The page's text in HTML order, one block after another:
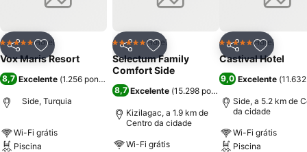
PartilharAdicionar aos favoritos
5 EstrelasHotel
Vox Maris Resort
8,7 Excelente (1.256 pontuações
Side, Turquia
Wi-Fi grátis
Piscina
PartilharAdicionar aos favoritos
5 EstrelasHotel
Selectum Family
Comfort Side
8,7 Excelente (15.298 pontuações
Kizilagac, a 1.9 km de
Centro da cidade
Wi-Fi grátis
Partilhar
5 EstrelasHotel
Castival Hotel
9,0 Excelente (
Side, a 5.2 km de
da cidade
Wi-Fi grátis
Piscina